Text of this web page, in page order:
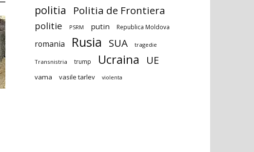
politia Politia de Frontiera
politie PSRM putin Republica Moldova
romania Rusia SUA tragedie
Transnistria trump Ucraina UE
vama vasile tarlev violenta